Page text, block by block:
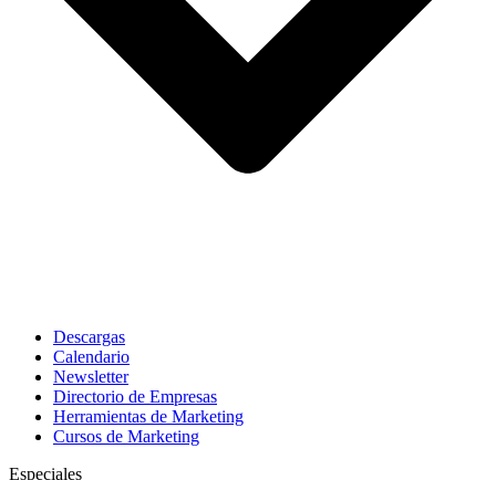
Descargas
Calendario
Newsletter
Directorio de Empresas
Herramientas de Marketing
Cursos de Marketing
Especiales